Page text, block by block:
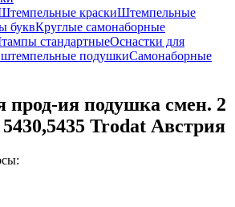
краскиШтемпельные
буквКруглые самонаборные
стандартныеОснастки для
подушкиСамонаборные
ия подушка смен. 2
Trodat Австрия